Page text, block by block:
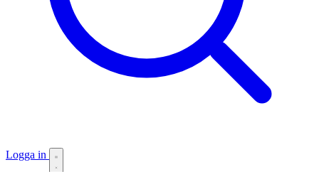
Logga in